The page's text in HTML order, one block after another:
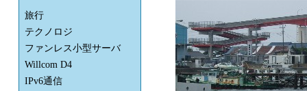
旅行
テクノロジ
ファンレス小型サーバ
Willcom D4
IPv6通信